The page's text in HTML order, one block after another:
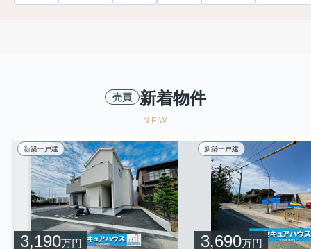
売買 新着物件
NEW
新築一戸建
3,190万円
新築一戸建
3,690万円